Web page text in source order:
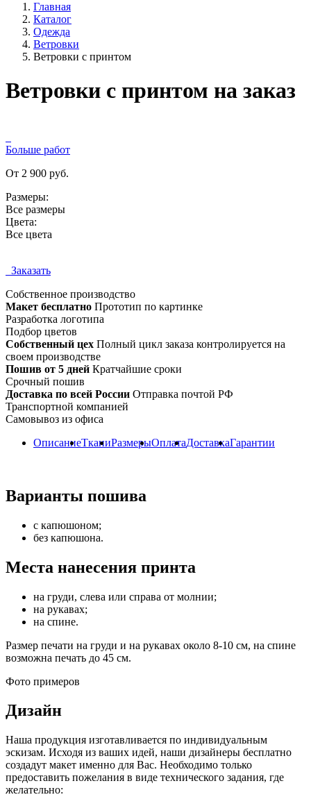
Главная
Каталог
Одежда
Ветровки
Ветровки с принтом
Ветровки с принтом на заказ
Больше работ
От 2 900 руб.
Размеры:
Все размеры
Цвета:
Все цвета
Заказать
Собственное производство
Макет бесплатно Прототип по картинке
Разработка логотипа
Подбор цветов
Собственный цех Полный цикл заказа контролируется на
своем производстве
Пошив от 5 дней Кратчайшие сроки
Срочный пошив
Доставка по всей России Отправка почтой РФ
Транспортной компанией
Самовывоз из офиса
ОписаниеТканиРазмерыОплатаДоставкаГарантии
Варианты пошива
с капюшоном;
без капюшона.
Места нанесения принта
на груди, слева или справа от молнии;
на рукавах;
на спине.
Размер печати на груди и на рукавах около 8-10 см, на спине
возможна печать до 45 см.
Фото примеров
Дизайн
Наша продукция изготавливается по индивидуальным
эскизам. Исходя из ваших идей, наши дизайнеры бесплатно
создадут макет именно для Вас. Необходимо только
предоставить пожелания в виде технического задания, где
желательно: